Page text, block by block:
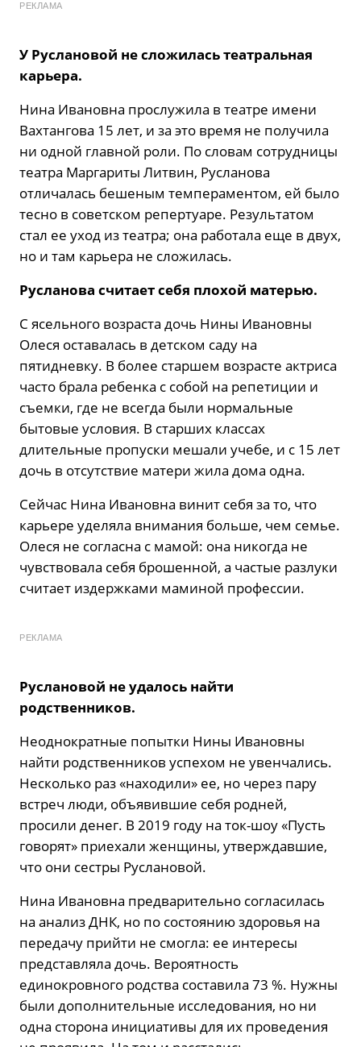
РЕКЛАМА
У Руслановой не сложилась театральная
карьера.
Нина Ивановна прослужила в театре имени
Вахтангова 15 лет, и за это время не получила
ни одной главной роли. По словам сотрудницы
театра Маргариты Литвин, Русланова
отличалась бешеным темпераментом, ей было
тесно в советском репертуаре. Результатом
стал ее уход из театра; она работала еще в двух,
но и там карьера не сложилась.
Русланова считает себя плохой матерью.
С ясельного возраста дочь Нины Ивановны
Олеся оставалась в детском саду на
пятидневку. В более старшем возрасте актриса
часто брала ребенка с собой на репетиции и
съемки, где не всегда были нормальные
бытовые условия. В старших классах
длительные пропуски мешали учебе, и с 15 лет
дочь в отсутствие матери жила дома одна.
Сейчас Нина Ивановна винит себя за то, что
карьере уделяла внимания больше, чем семье.
Олеся не согласна с мамой: она никогда не
чувствовала себя брошенной, а частые разлуки
считает издержками маминой профессии.
РЕКЛАМА
Руслановой не удалось найти
родственников.
Неоднократные попытки Нины Ивановны
найти родственников успехом не увенчались.
Несколько раз «находили» ее, но через пару
встреч люди, объявившие себя родней,
просили денег. В 2019 году на ток-шоу «Пусть
говорят» приехали женщины, утверждавшие,
что они сестры Руслановой.
Нина Ивановна предварительно согласилась
на анализ ДНК, но по состоянию здоровья на
передачу прийти не смогла: ее интересы
представляла дочь. Вероятность
единокровного родства составила 73 %. Нужны
были дополнительные исследования, но ни
одна сторона инициативы для их проведения